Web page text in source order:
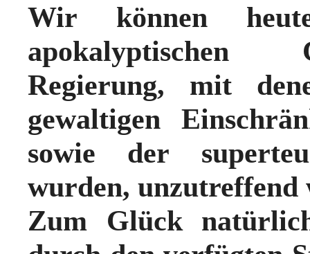
Wir können
apokalyptischen
Regierung, mit
gewaltigen
sowie der
wurden, unzutreffend
Zum Glück